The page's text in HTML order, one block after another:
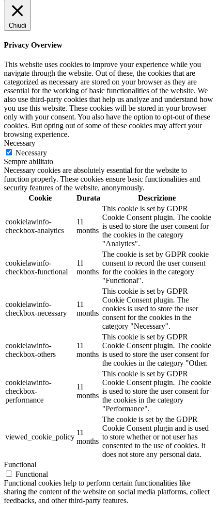
Chiudi
Privacy Overview
This website uses cookies to improve your experience while you
navigate through the website. Out of these, the cookies that are
categorized as necessary are stored on your browser as they are
essential for the working of basic functionalities of the website. We
also use third-party cookies that help us analyze and understand how
you use this website. These cookies will be stored in your browser
only with your consent. You also have the option to opt-out of these
cookies. But opting out of some of these cookies may affect your
browsing experience.
Necessary
Necessary
Sempre abilitato
Necessary cookies are absolutely essential for the website to
function properly. These cookies ensure basic functionalities and
security features of the website, anonymously.
Cookie
Durata Descrizione
cookielawinfo-
checkbox-analytics
11
months
This cookie is set by GDPR
Cookie Consent plugin. The cookie
is used to store the user consent for
the cookies in the category
"Analytics".
cookielawinfo-
checkbox-functional
11
months
The cookie is set by GDPR cookie
consent to record the user consent
for the cookies in the category
"Functional".
cookielawinfo-
checkbox-necessary
11
months
This cookie is set by GDPR
Cookie Consent plugin. The
cookies is used to store the user
consent for the cookies in the
category "Necessary".
cookielawinfo-
checkbox-others
11
months
This cookie is set by GDPR
Cookie Consent plugin. The cookie
is used to store the user consent for
the cookies in the category "Other.
cookielawinfo-
checkbox-
performance
11
months
This cookie is set by GDPR
Cookie Consent plugin. The cookie
is used to store the user consent for
the cookies in the category
"Performance".
viewed_cookie_policy
11
months
The cookie is set by the GDPR
Cookie Consent plugin and is used
to store whether or not user has
consented to the use of cookies. It
does not store any personal data.
Functional
Functional
Functional cookies help to perform certain functionalities like
sharing the content of the website on social media platforms, collect
feedbacks, and other third-party features.